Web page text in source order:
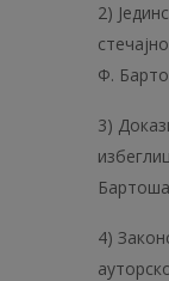
2)
Ф.
3)
Бартоша
4)